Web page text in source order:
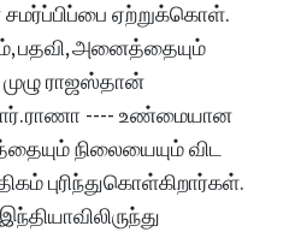
ஏற்றுக்கொள்.
பதவி, அனைத்தையும்
ராஜஸ்தான்
ராணா ---- உண்மையான
நிலையையும் விட
புரிந்துகொள்கிறார்கள்.